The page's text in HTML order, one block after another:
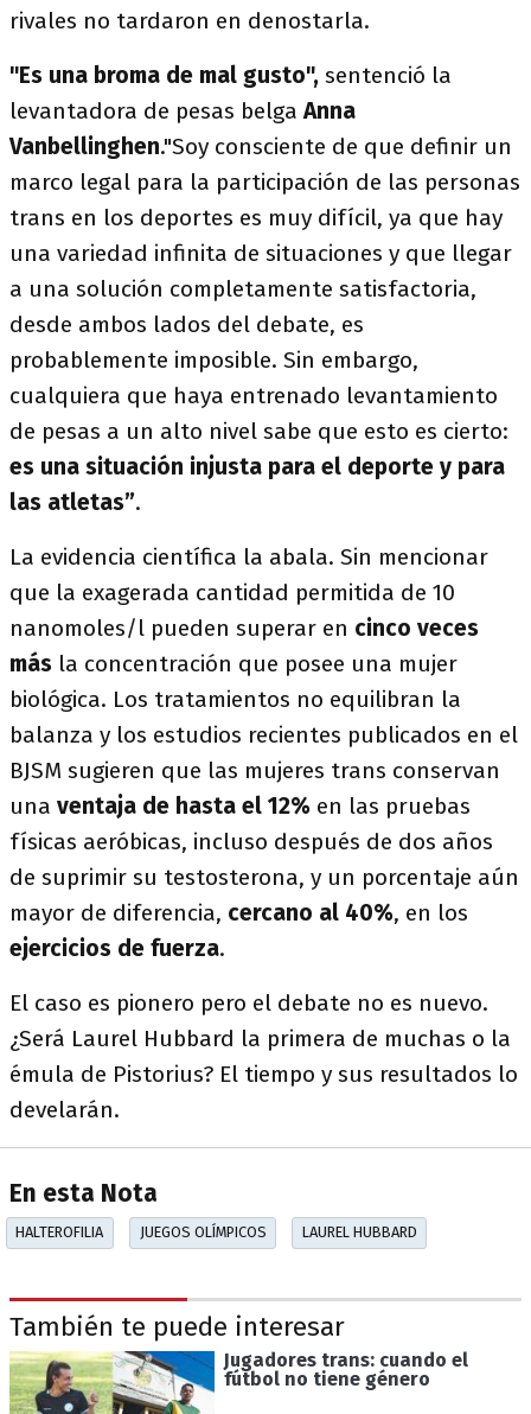
rivales no tardaron en denostarla.
"Es una broma de mal gusto", sentenció la
levantadora de pesas belga Anna
Vanbellinghen."Soy consciente de que definir un
marco legal para la participación de las personas
trans en los deportes es muy difícil, ya que hay
una variedad infinita de situaciones y que llegar
a una solución completamente satisfactoria,
desde ambos lados del debate, es
probablemente imposible. Sin embargo,
cualquiera que haya entrenado levantamiento
de pesas a un alto nivel sabe que esto es cierto:
es una situación injusta para el deporte y para
las atletas”.
La evidencia científica la abala. Sin mencionar
que la exagerada cantidad permitida de 10
nanomoles/l pueden superar en cinco veces
más la concentración que posee una mujer
biológica. Los tratamientos no equilibran la
balanza y los estudios recientes publicados en el
BJSM sugieren que las mujeres trans conservan
una ventaja de hasta el 12% en las pruebas
físicas aeróbicas, incluso después de dos años
de suprimir su testosterona, y un porcentaje aún
mayor de diferencia, cercano al 40%, en los
ejercicios de fuerza.
El caso es pionero pero el debate no es nuevo.
¿Será Laurel Hubbard la primera de muchas o la
émula de Pistorius? El tiempo y sus resultados lo
develarán.
En esta Nota
HALTEROFILIA JUEGOS OLÍMPICOS LAUREL HUBBARD
También te puede interesar
Jugadores trans: cuando el
fútbol no tiene género